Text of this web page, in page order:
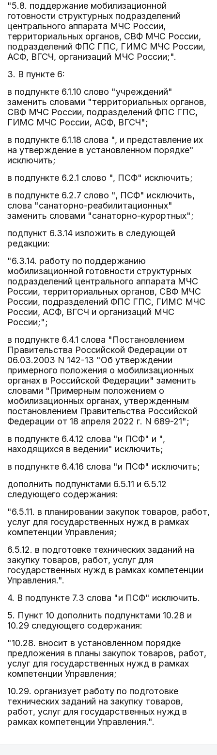
"5.8. поддержание мобилизационной
готовности структурных подразделений
центрального аппарата МЧС России,
территориальных органов, СВФ МЧС России,
подразделений ФПС ГПС, ГИМС МЧС России,
АСФ, ВГСЧ, организаций МЧС России;".
3. В пункте 6:
в подпункте 6.1.10 слово "учреждений"
заменить словами "территориальных органов,
СВФ МЧС России, подразделений ФПС ГПС,
ГИМС МЧС России, АСФ, ВГСЧ";
в подпункте 6.1.18 слова ", и представление их
на утверждение в установленном порядке"
исключить;
в подпункте 6.2.1 слово ", ПСФ" исключить;
в подпункте 6.2.7 слово ", ПСФ" исключить,
слова "санаторно-реабилитационных"
заменить словами "санаторно-курортных";
подпункт 6.3.14 изложить в следующей
редакции:
"6.3.14. работу по поддержанию
мобилизационной готовности структурных
подразделений центрального аппарата МЧС
России, территориальных органов, СВФ МЧС
России, подразделений ФПС ГПС, ГИМС МЧС
России, АСФ, ВГСЧ и организаций МЧС
России;";
в подпункте 6.4.1 слова "Постановлением
Правительства Российской Федерации от
06.03.2003 N 142-13 "Об утверждении
примерного положения о мобилизационных
органах в Российской Федерации" заменить
словами "Примерным положением о
мобилизационных органах, утвержденным
постановлением Правительства Российской
Федерации от 18 апреля 2022 г. N 689-21";
в подпункте 6.4.12 слова "и ПСФ" и ",
находящихся в ведении" исключить;
в подпункте 6.4.16 слова "и ПСФ" исключить;
дополнить подпунктами 6.5.11 и 6.5.12
следующего содержания:
"6.5.11. в планировании закупок товаров, работ,
услуг для государственных нужд в рамках
компетенции Управления;
6.5.12. в подготовке технических заданий на
закупку товаров, работ, услуг для
государственных нужд в рамках компетенции
Управления.".
4. В подпункте 7.3 слова "и ПСФ" исключить.
5. Пункт 10 дополнить подпунктами 10.28 и
10.29 следующего содержания:
"10.28. вносит в установленном порядке
предложения в планы закупок товаров, работ,
услуг для государственных нужд в рамках
компетенции Управления;
10.29. организует работу по подготовке
технических заданий на закупку товаров,
работ, услуг для государственных нужд в
рамках компетенции Управления.".